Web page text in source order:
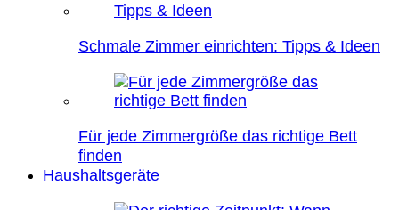
Schmale Zimmer einrichten: Tipps & Ideen
Für jede Zimmergröße das richtige Bett
finden
Haushaltsgeräte